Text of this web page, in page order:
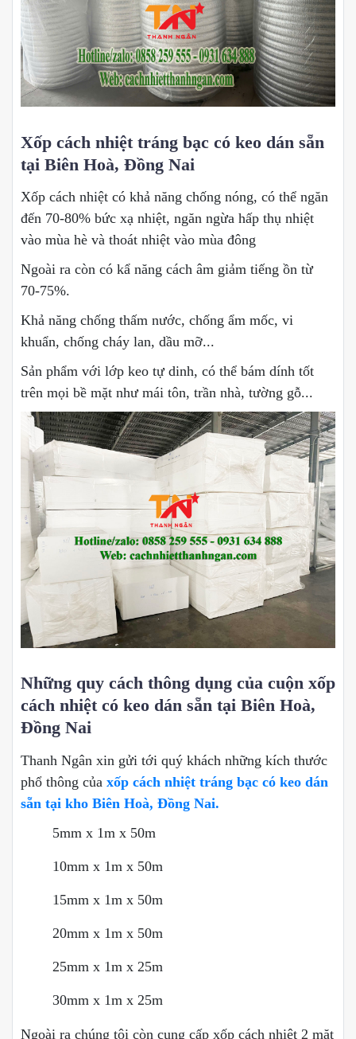
Xốp cách nhiệt tráng bạc có keo dán sẵn
tại Biên Hoà, Đồng Nai
Xốp cách nhiệt có khả năng chống nóng, có thể ngăn
đến 70-80% bức xạ nhiệt, ngăn ngừa hấp thụ nhiệt
vào mùa hè và thoát nhiệt vào mùa đông
Ngoài ra còn có kẩ năng cách âm giảm tiếng ồn từ
70-75%.
Khả năng chống thấm nước, chống ẩm mốc, vi
khuẩn, chống cháy lan, dầu mỡ...
Sản phẩm với lớp keo tự dinh, có thể bám dính tốt
trên mọi bề mặt như mái tôn, trần nhà, tường gỗ...
Những quy cách thông dụng của cuộn xốp
cách nhiệt có keo dán sẵn tại Biên Hoà,
Đồng Nai
Thanh Ngân xin gửi tới quý khách những kích thước
phổ thông của xốp cách nhiệt tráng bạc có keo dán
sẵn tại kho Biên Hoà, Đồng Nai.
5mm x 1m x 50m
10mm x 1m x 50m
15mm x 1m x 50m
20mm x 1m x 50m
25mm x 1m x 25m
30mm x 1m x 25m
Ngoài ra chúng tôi còn cung cấp xốp cách nhiệt 2 mặt